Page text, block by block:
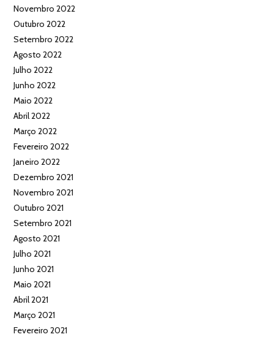
Novembro 2022
Outubro 2022
Setembro 2022
Agosto 2022
Julho 2022
Junho 2022
Maio 2022
Abril 2022
Março 2022
Fevereiro 2022
Janeiro 2022
Dezembro 2021
Novembro 2021
Outubro 2021
Setembro 2021
Agosto 2021
Julho 2021
Junho 2021
Maio 2021
Abril 2021
Março 2021
Fevereiro 2021